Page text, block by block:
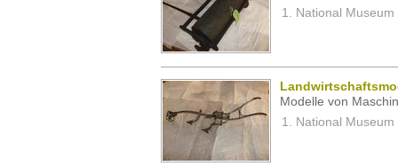
National Museum
Modelle von
National Museum